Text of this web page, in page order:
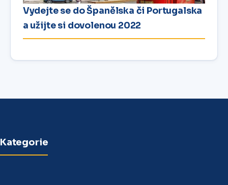
Vydejte se do Španělska či Portugalska
a užijte si dovolenou 2022
Kategorie